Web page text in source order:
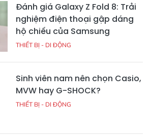
Đánh giá Galaxy Z Fold 8: Trải
nghiệm điện thoại gập dáng
hộ chiếu của Samsung
THIẾT BỊ - DI ĐỘNG
Sinh viên nam nên chọn Casio,
MVW hay G-SHOCK?
THIẾT BỊ - DI ĐỘNG